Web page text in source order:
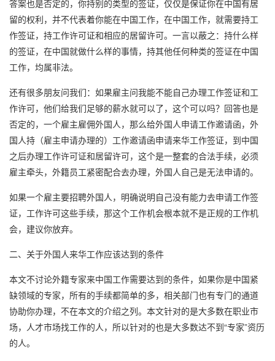
答案也是否定的，你持别的类型的签证，仅仅是保证你在中国有居
留的权利，并不代表着你能在中国工作，在中国工作，就需要持工
作签证，持工作许可证和相应的居留许可。一言以蔽之：持什么样
的签证，在中国就做什么样的事情，持其他任何种类的签证在中国
工作，均属非法。
还有很多朋友问我们：如果雇主问我能不能自己办理工作签证和工
作许可，他们给我们足够的薪水就可以了，这个可以吗？回答也是
否定的，一个雇主雇佣外国人，那么给外国人申请工作邀请函，外
国人持（雇主申请办理的）工作邀请函申请来华工作签证，到中国
之后办理工作许可证和居留许可，这个是一整套的合法手续，必须
雇主牵头，外籍员工紧密配合去办理，外国人自己是无法申请的。
如果一个雇主要招聘外国人，明确说明自己没有能力去申请工作签
证，工作许可这些手续，那这个工作机会根本就不是正规的工作机
会，建议你放弃。
二、关于外国人来华工作应该达到的条件
本文不讨论外籍专家来中国工作需要达到的条件，如果你是中国紧
缺领域的专家，所有的手续都简单的多，相关部门也有专门的通道
协助你办理，不在本文的介绍之列。本文针对的是大多数在职业市
场，人才市场找工作的人，所以针对的也是大多数达不到“专家”资历
的人。